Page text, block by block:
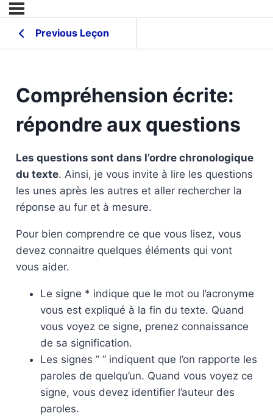
Previous Leçon
Compréhension écrite:
répondre aux questions
Les questions sont dans l’ordre chronologique
du texte. Ainsi, je vous invite à lire les questions
les unes après les autres et aller rechercher la
réponse au fur et à mesure.
Pour bien comprendre ce que vous lisez, vous
devez connaitre quelques éléments qui vont
vous aider.
Le signe * indique que le mot ou l’acronyme
vous est expliqué à la fin du texte. Quand
vous voyez ce signe, prenez connaissance
de sa signification.
Les signes ” ” indiquent que l’on rapporte les
paroles de quelqu’un. Quand vous voyez ce
signe, vous devez identifier l’auteur des
paroles.